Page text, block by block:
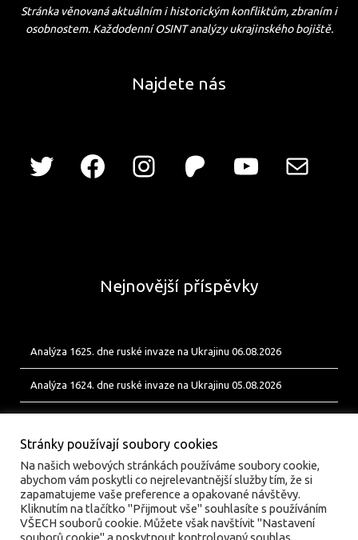
Stránka věnovaná aktuálním i historickým konfliktům, zbraním i
osobnostem. Každodenní OSINT analýzy ukrajinského bojiště.
Najdete nás
Nejnovější příspěvky
Analýza 1625. dne ruské invaze na Ukrajinu 06.08.2026
Analýza 1624. dne ruské invaze na Ukrajinu 05.08.2026
Stránky používají soubory cookies
Na našich webových stránkách používáme soubory cookie,
abychom vám poskytli co nejrelevantnější služby tím, že si
zapamatujeme vaše preference a opakované návštěvy.
Kliknutím na tlačítko "Přijmout vše" souhlasíte s používáním
VŠECH souborů cookie. Můžete však navštívit "Nastavení
souborů cookie" a poskytnout kontrolovaný souhlas..